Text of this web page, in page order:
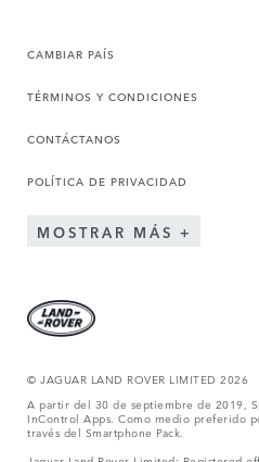
CAMBIAR PAÍS
TÉRMINOS Y CONDICIONES
CONTÁCTANOS
POLÍTICA DE PRIVACIDAD
MOSTRAR MÁS
© JAGUAR LAND ROVER LIMITED 2026
A partir del 30 de septiembre de 2019,
InControl Apps. Como medio preferido
través del Smartphone Pack.